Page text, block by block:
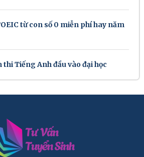
từ con số 0 miễn phí hay năm
thi Tiếng Anh đầu vào đại học